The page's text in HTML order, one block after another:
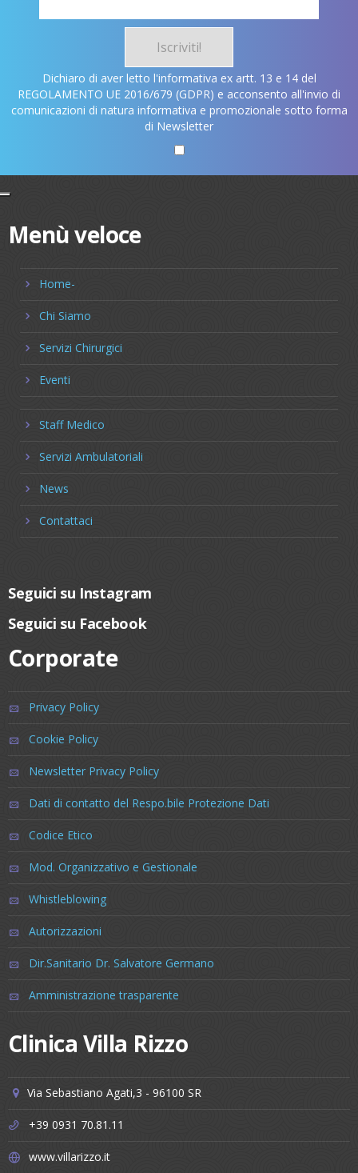
Iscriviti!
Dichiaro di aver letto l'informativa ex artt. 13 e 14 del
REGOLAMENTO UE 2016/679 (GDPR) e acconsento all'invio di
comunicazioni di natura informativa e promozionale sotto forma
di Newsletter
Menù veloce
Home-
Chi Siamo
Servizi Chirurgici
Eventi
Staff Medico
Servizi Ambulatoriali
News
Contattaci
Seguici su Instagram
Seguici su Facebook
Corporate
Privacy Policy
Cookie Policy
Newsletter Privacy Policy
Dati di contatto del Respo.bile Protezione Dati
Codice Etico
Mod. Organizzativo e Gestionale
Whistleblowing
Autorizzazioni
Dir.Sanitario Dr. Salvatore Germano
Amministrazione trasparente
Clinica Villa Rizzo
Via Sebastiano Agati,3 - 96100 SR
+39 0931 70.81.11
www.villarizzo.it